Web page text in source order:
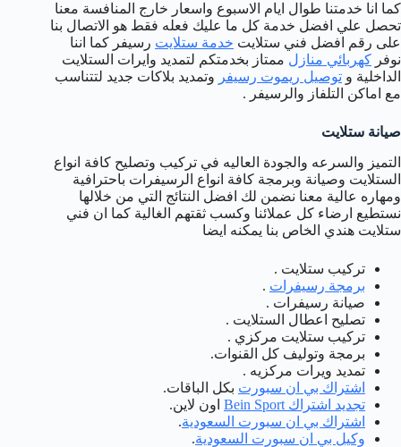
كما انا خدمتنا طوال ايام الاسبوع واسعار خارج المنافسة معنا
تحصل علي افضل خدمة كل ما عليك فعله فقط هو الاتصال بنا
على رقم افضل فني ستلايت خدمة ستلايت رسيفر كما اننا
نوفر كهربائي منازل ممتاز بخدمتكم لتمديد وايرات الستلايت
الداخلية و توصيل ريموت رسيفر وتمديد بلاكات جديد لتتناسب
مع اماكن التلفاز والرسيفر .
صيانة ستلايت
التميز والسرعه والجودة العاليه في تركيب وتصليح كافة انواع
الستلايت وصيانة وبرمجة كافة انواع الرسيفرات باحترافية
ومهاره عالية معنا نضمن لك افضل النتائج التي من خلالها
نستطيع ارضاء كل عملائنا وكسب ثقتهم الغالية كما ان فني
ستلايت هندي الخاص بنا يمكنه ايضا
تركيب ستلايت .
برمجة رسيفرات .
صيانة رسيفرات .
تصليح اعطال الستلايت .
تركيب ستلايت مركزي .
برمجة وتوليف كل القنوات.
تمديد ويرات مركزيه .
اشتراك بي ان سبورت بكل الباقات.
تجديد اشتراك Bein Sport
اون لاين.
اشتراك بي ان سبورت السعودية.
وكيل بي ان سبورت السعودية.